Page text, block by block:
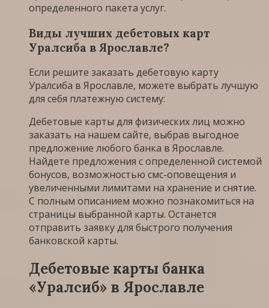
определенного пакета услуг.
Виды лучших дебетовых карт
Уралсиба в Ярославле?
Если решите заказать дебетовую карту
Уралсиба в Ярославле, можете выбрать лучшую
для себя платежную систему:
Дебетовые карты для физических лиц можно
заказать на нашем сайте, выбрав выгодное
предложение любого банка в Ярославле.
Найдете предложения с определенной системой
бонусов, возможностью смс-оповещения и
увеличенными лимитами на хранение и снятие.
С полным описанием можно познакомиться на
страницы выбранной карты. Останется
отправить заявку для быстрого получения
банковской карты.
Дебетовые карты банка
«Уралсиб» в Ярославле